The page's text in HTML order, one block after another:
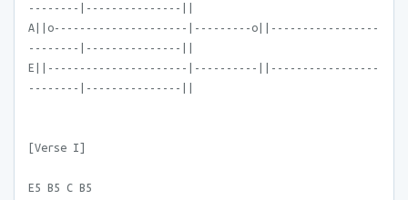
--------|---------------||
A||o---------------------|---------o||-----------------
--------|---------------||
E||----------------------|----------||-----------------
--------|---------------||
[Verse I]
E5 B5 C B5